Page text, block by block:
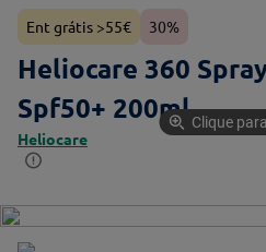
Ent grátis >55€ 30%
Heliocare 360
Spf50+ 200ml
Heliocare
Clique